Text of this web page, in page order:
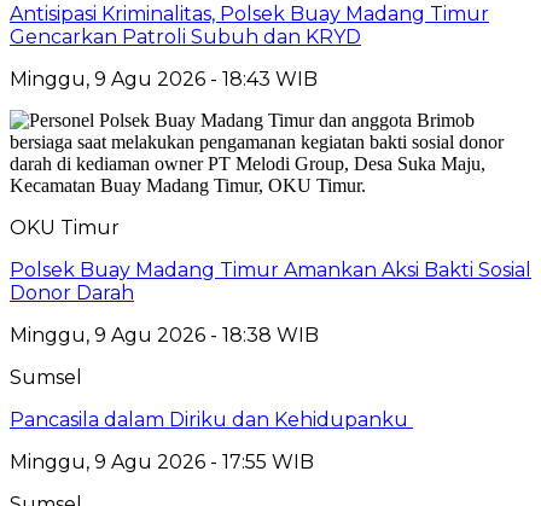
Antisipasi Kriminalitas, Polsek Buay Madang Timur
Gencarkan Patroli Subuh dan KRYD
Minggu, 9 Agu 2026 - 18:43 WIB
OKU Timur
Polsek Buay Madang Timur Amankan Aksi Bakti Sosial
Donor Darah
Minggu, 9 Agu 2026 - 18:38 WIB
Sumsel
Pancasila dalam Diriku dan Kehidupanku
Minggu, 9 Agu 2026 - 17:55 WIB